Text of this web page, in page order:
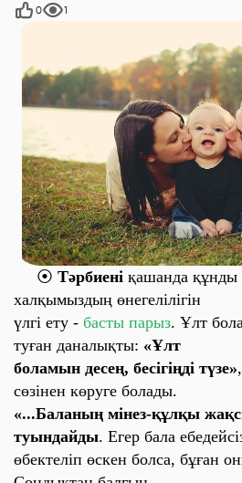
0 1
⦿ Тәрбиені қашанда құнды
халқымыздың өнегелілігін
үлгі ету - басты парыз. Ұлт
туған даналықты: «Ұлт
боламын десең, бесігіңді түзе»
сөзінен көруге болады.
«...Баланың мінез-құлқы
туындайды. Егер бала
өбектеліп өскен болса, бұған